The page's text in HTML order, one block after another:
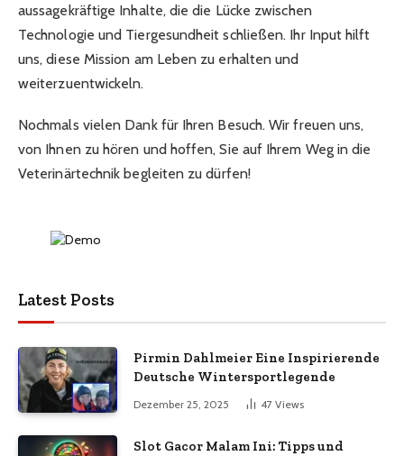
aussagekräftige Inhalte, die die Lücke zwischen
Technologie und Tiergesundheit schließen. Ihr Input hilft
uns, diese Mission am Leben zu erhalten und
weiterzuentwickeln.
Nochmals vielen Dank für Ihren Besuch. Wir freuen uns,
von Ihnen zu hören und hoffen, Sie auf Ihrem Weg in die
Veterinärtechnik begleiten zu dürfen!
Latest Posts
Pirmin Dahlmeier Eine Inspirierende
Deutsche Wintersportlegende
Dezember 25, 2025 47 Views
Slot Gacor Malam Ini: Tipps und